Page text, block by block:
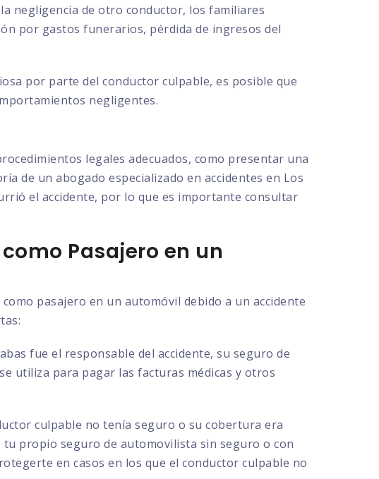
negligencia de otro conductor, los familiares
por gastos funerarios, pérdida de ingresos del
por parte del conductor culpable, es posible que
negligentes.
legales adecuados, como presentar una
de un abogado especializado en accidentes en Los
el accidente, por lo que es importante consultar
Pasajero en un
pasajero en un automóvil debido a un accidente
fue el responsable del accidente, su seguro de
utiliza para pagar las facturas médicas y otros
culpable no tenía seguro o su cobertura era
propio seguro de automovilista sin seguro o con
en casos en los que el conductor culpable no